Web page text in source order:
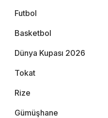
Futbol
Basketbol
Dünya Kupası 2026
Tokat
Rize
Gümüşhane